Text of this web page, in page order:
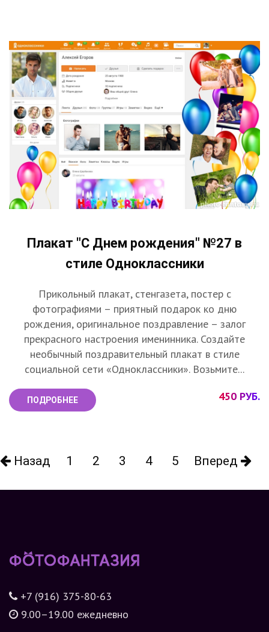
Плакат "С Днем рождения" №27 в
стиле Одноклассники
Прикольный плакат, стенгазета, постер с
фотографиями – приятный подарок ко дню
рождения, оригинальное поздравление – залог
прекрасного настроения именинника. Создайте
необычный поздравительный плакат в стиле
социальной сети «Одноклассники». Возьмите...
ПОДРОБНЕЕ 450 РУБ.
Назад 1 2 3 4 5 Вперед
+7 (916) 375-80-63
9.00–19.00 ежедневно